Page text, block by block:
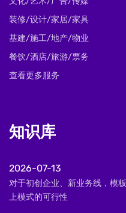
装修/设计/家居/家具
基建/施工/地产/物业
餐饮/酒店/旅游/票务
查看更多服务
知识库
2026-07-13
对于初创企业、新业务线，模
上模式的可行性